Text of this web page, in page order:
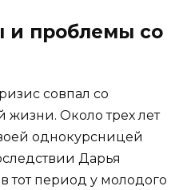
проблемы со
совпал со
жизни. Около трех лет
однокурсницей
Дарья
тот период у молодого